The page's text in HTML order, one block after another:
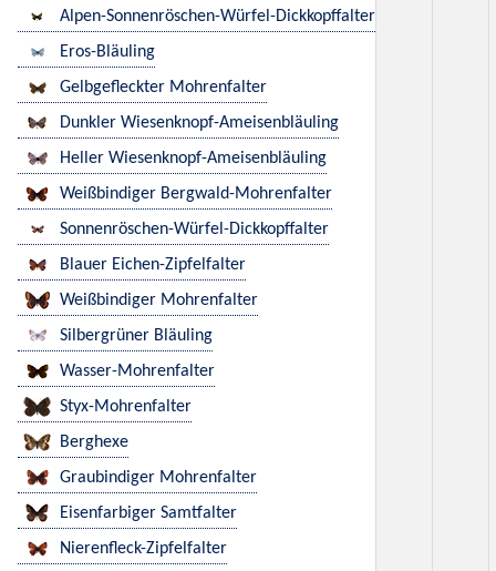
Alpen-Sonnenröschen-Würfel-Dickkopffalter
Eros-Bläuling
Gelbgefleckter Mohrenfalter
Dunkler Wiesenknopf-Ameisenbläuling
Heller Wiesenknopf-Ameisenbläuling
Weißbindiger Bergwald-Mohrenfalter
Sonnenröschen-Würfel-Dickkopffalter
Blauer Eichen-Zipfelfalter
Weißbindiger Mohrenfalter
Silbergrüner Bläuling
Wasser-Mohrenfalter
Styx-Mohrenfalter
Berghexe
Graubindiger Mohrenfalter
Eisenfarbiger Samtfalter
Nierenfleck-Zipfelfalter